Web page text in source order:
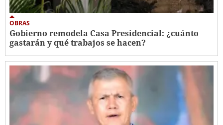
OBRAS
Gobierno remodela Casa Presidencial: ¿cuánto
gastarán y qué trabajos se hacen?